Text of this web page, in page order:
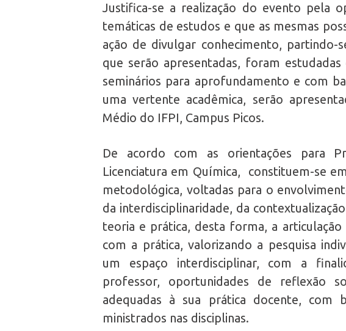
Justifica-se a realização do evento pela
temáticas de estudos e que as mesmas
ação de divulgar conhecimento, partindo-
que serão apresentadas, foram
seminários para aprofundamento e com
uma vertente acadêmica, serão
Médio do IFPI, Campus Picos.
De acordo com as orientações para
Licenciatura em Química, constituem-se
metodológica, voltadas para o
da interdisciplinaridade, da
teoria e prática, desta forma, a
com a prática, valorizando a pesquisa
um espaço interdisciplinar, com a
professor, oportunidades de reflexão
adequadas à sua prática docente, com
ministrados nas disciplinas.